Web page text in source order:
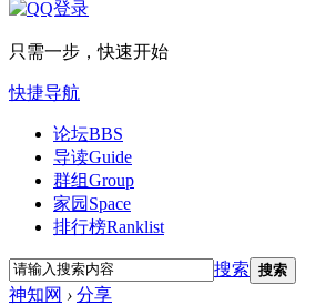
只需一步，快速开始
快捷导航
论坛BBS
导读Guide
群组Group
家园 Space
排行榜Ranklist
搜索 搜索
神知网 › 分享